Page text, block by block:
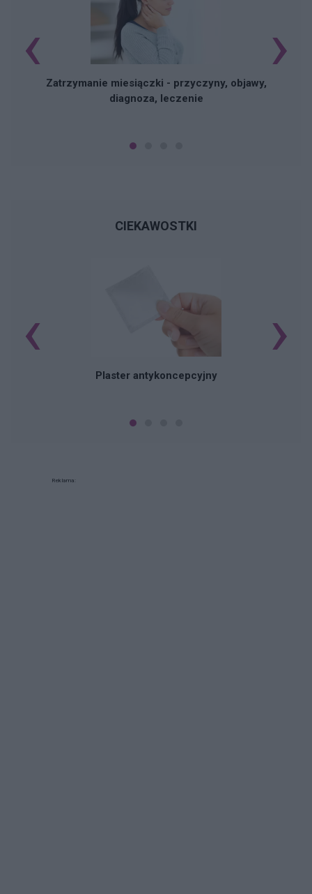
Zatrzymanie miesiączki - przyczyny, objawy,
diagnoza, leczenie
‹ ›
CIEKAWOSTKI
Plaster antykoncepcyjny
‹ ›
Reklama: